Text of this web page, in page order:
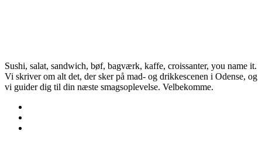
Sushi, salat, sandwich, bøf, bagværk, kaffe, croissanter, you name it.
Vi skriver om alt det, der sker på mad- og drikkescenen i Odense, og
vi guider dig til din næste smagsoplevelse. Velbekomme.